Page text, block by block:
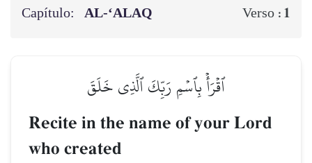
Capítulo: AL‑‘ALAQ Verso : 1
ٱقۡرَأۡ بِٱسۡمِ رَبِّكَ ٱلَّذِي خَلَقَ
Recite in the name of your Lord
who created